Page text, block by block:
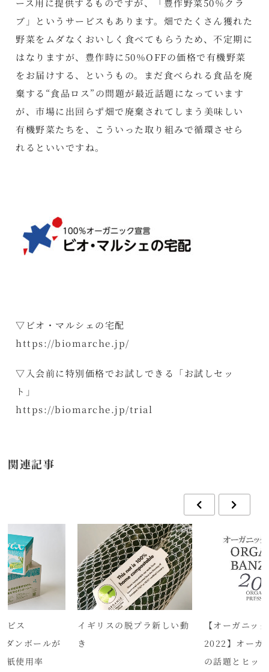
ブ」というサービスもあります。畑でたくさん獲れた
野菜をムダなくおいしく食べてもらうため、不定期に
はなりますが、豊作時に50％OFFの価格で有機野菜
をお届けする、というもの。まだ食べられる食品を廃
棄する“食品ロス”の問題が最近話題になっています
が、市場に出回らず畑で廃棄されてしまう美味しい
有機野菜たちを、こういった取り組みで循環させら
れるといいですね。
▽ビオ・マルシェの宅配
https://biomarche.jp/
▽入会前に特別価格でお試しできる「お試しセッ
ト」
https://biomarche.jp/trial
関連記事
ビス
ンボールが
紙使用率
イギリスの脱プラ新しい動
き
【オーガニッ
2022】オーガ
の話題とヒッ